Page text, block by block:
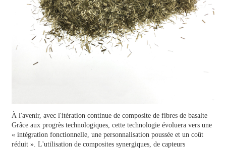
À l'avenir, avec l'itération continue de composite de fibres de basalte
Grâce aux progrès technologiques, cette technologie évoluera vers une
« intégration fonctionnelle, une personnalisation poussée et un coût
réduit ». L'utilisation de composites synergiques, de capteurs